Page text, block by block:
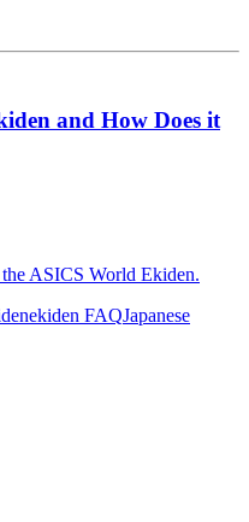
and How Does it
ASICS World Ekiden.
ekiden FAQJapanese